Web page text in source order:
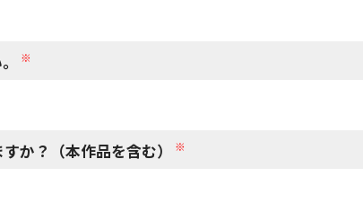
※
か？（本作品を含む） ※